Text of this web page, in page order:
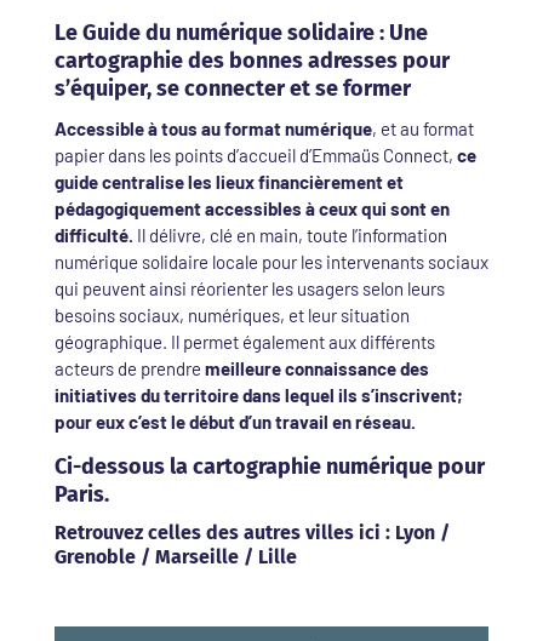
Le Guide du numérique solidaire : Une
cartographie des bonnes adresses pour
s’équiper, se connecter et se former
Accessible à tous au format numérique, et au format
papier dans les points d’accueil d’Emmaüs Connect, ce
guide centralise les lieux financièrement et
pédagogiquement accessibles à ceux qui sont en
difficulté. Il délivre, clé en main, toute l’information
numérique solidaire locale pour les intervenants sociaux
qui peuvent ainsi réorienter les usagers selon leurs
besoins sociaux, numériques, et leur situation
géographique. Il permet également aux différents
acteurs de prendre meilleure connaissance des
initiatives du territoire dans lequel ils s’inscrivent;
pour eux c’est le début d’un travail en réseau.
Ci-dessous la cartographie numérique pour
Paris.
Retrouvez celles des autres villes ici : Lyon/
Grenoble / Marseille/ Lille